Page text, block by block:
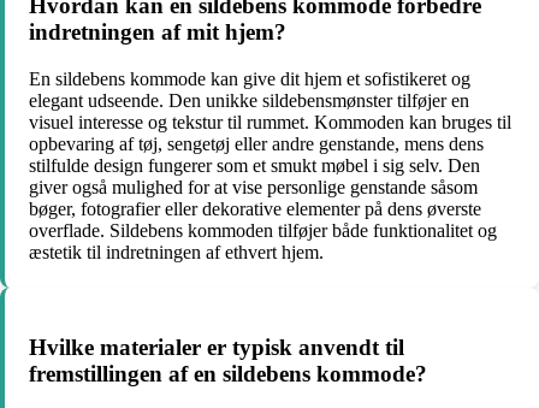
Hvordan kan en sildebens kommode forbedre
indretningen af mit hjem?
En sildebens kommode kan give dit hjem et sofistikeret og
elegant udseende. Den unikke sildebensmønster tilføjer en
visuel interesse og tekstur til rummet. Kommoden kan bruges til
opbevaring af tøj, sengetøj eller andre genstande, mens dens
stilfulde design fungerer som et smukt møbel i sig selv. Den
giver også mulighed for at vise personlige genstande såsom
bøger, fotografier eller dekorative elementer på dens øverste
overflade. Sildebens kommoden tilføjer både funktionalitet og
æstetik til indretningen af ethvert hjem.
Hvilke materialer er typisk anvendt til
fremstillingen af en sildebens kommode?